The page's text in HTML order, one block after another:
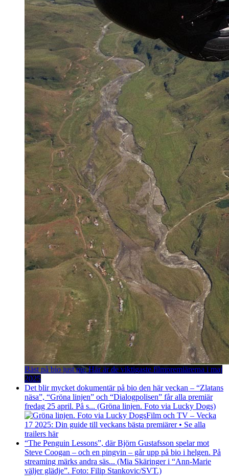
Bäst på bio just nu: Här är de viktigaste filmpremiärerna i maj
2025
Det blir mycket dokumentär på bio den här veckan – “Zlatans
näsa”, “Gröna linjen” och “Dialogpolisen” får alla premiär
fredag 25 april. På s... (Gröna linjen. Foto via Lucky Dogs)
Film och TV – Vecka
17 2025: Din guide till veckans bästa premiärer • Se alla
trailers här
“The Penguin Lessons”, där Björn Gustafsson spelar mot
Steve Coogan – och en pingvin – går upp på bio i helgen. På
streaming märks andra säs... (Mia Skäringer i “Ann-Marie
väljer glädje”. Foto: Filip Stankovic/SVT.)